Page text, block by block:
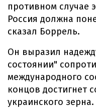
противном случае
Россия должна
сказал Боррель.
Он выразил
состоянии"
международного
концов достигнет
украинского